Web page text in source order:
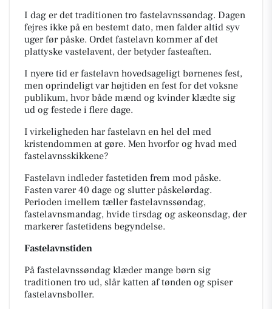
I dag er det traditionen tro fastelavnssøndag. Dagen
fejres ikke på en bestemt dato, men falder altid syv
uger før påske. Ordet fastelavn kommer af det
plattyske vastelavent, der betyder fasteaften.
I nyere tid er fastelavn hovedsageligt børnenes fest,
men oprindeligt var højtiden en fest for det voksne
publikum, hvor både mænd og kvinder klædte sig
ud og festede i flere dage.
I virkeligheden har fastelavn en hel del med
kristendommen at gøre. Men hvorfor og hvad med
fastelavnsskikkene?
Fastelavn indleder fastetiden frem mod påske.
Fasten varer 40 dage og slutter påskelørdag.
Perioden imellem tæller fastelavnssøndag,
fastelavnsmandag, hvide tirsdag og askeonsdag, der
markerer fastetidens begyndelse.
Fastelavnstiden
På fastelavnssøndag klæder mange børn sig
traditionen tro ud, slår katten af tønden og spiser
fastelavnsboller.